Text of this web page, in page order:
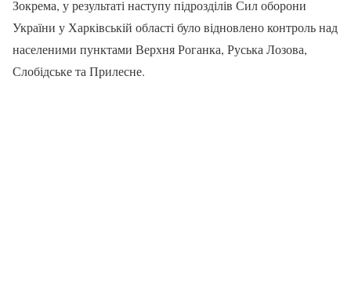
Зокрема, у результаті наступу підрозділів Сил оборони
України у Харківській області було відновлено контроль над
населеними пунктами Верхня Роганка, Руська Лозова,
Слобідське та Прилесне.